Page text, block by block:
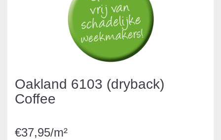
Oakland 6103 (dryback)
Coffee
€37,95/m²